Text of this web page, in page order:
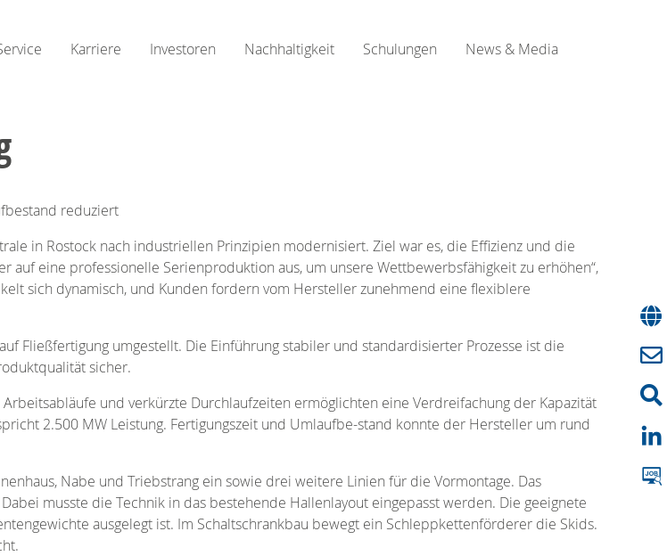
Karriere Investoren Nachhaltigkeit Schulungen News & Media
reduziert
in Rostock nach industriellen Prinzipien modernisiert. Ziel war es, die Effizienz und die
auf eine professionelle Serienproduktion aus, um unsere Wettbewerbsfähigkeit zu erhöhen“,
sich dynamisch, und Kunden fordern vom Hersteller zunehmend eine flexiblere
Fließfertigung umgestellt. Die Einführung stabiler und standardisierter Prozesse ist die
sicher.
und verkürzte Durchlaufzeiten ermöglichten eine Verdreifachung der Kapazität
2.500 MW Leistung. Fertigungszeit und Umlaufbe-stand konnte der Hersteller um rund
Nabe und Triebstrang ein sowie drei weitere Linien für die Vormontage. Das
musste die Technik in das bestehende Hallenlayout eingepasst werden. Die geeignete
ausgelegt ist. Im Schaltschrankbau bewegt ein Schleppkettenförderer die Skids.